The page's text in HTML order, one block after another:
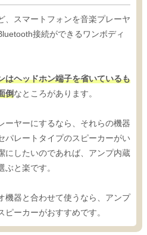
、スマートフォンを音楽プレーヤ
接続ができるワンボディ
はヘッドホン端子を省いているも
倒なところがあります。
ーヤーにするなら、それらの機器
パレートタイプのスピーカーがい
にしたいのであれば、アンプ内蔵
と楽です。
機器と合わせて使うなら、アンプ
ーカーがおすすめです。